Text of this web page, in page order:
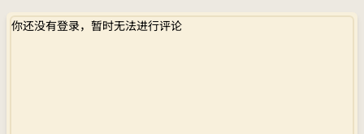
你还没有登录，暂时无法进行评论